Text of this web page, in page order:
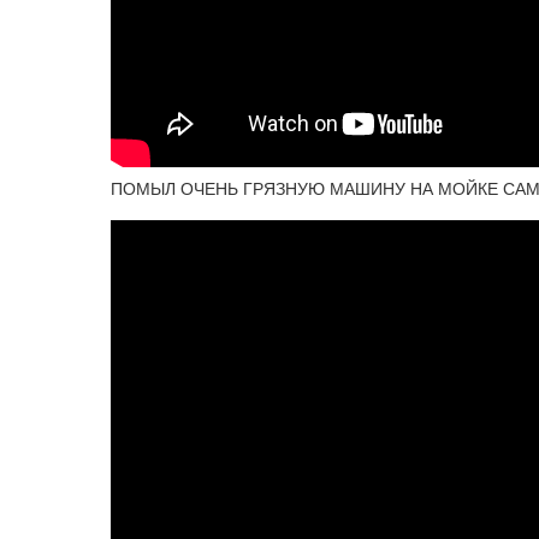
ПОМЫЛ ОЧЕНЬ ГРЯЗНУЮ МАШИНУ НА МОЙКЕ